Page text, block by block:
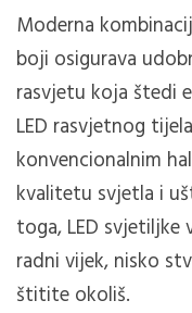
Moderna
boji osigurava
rasvjetu koja štedi
LED rasvjetnog
konvencionalnim
kvalitetu svjetla i
toga, LED
radni vijek, nisko
štitite okoliš.